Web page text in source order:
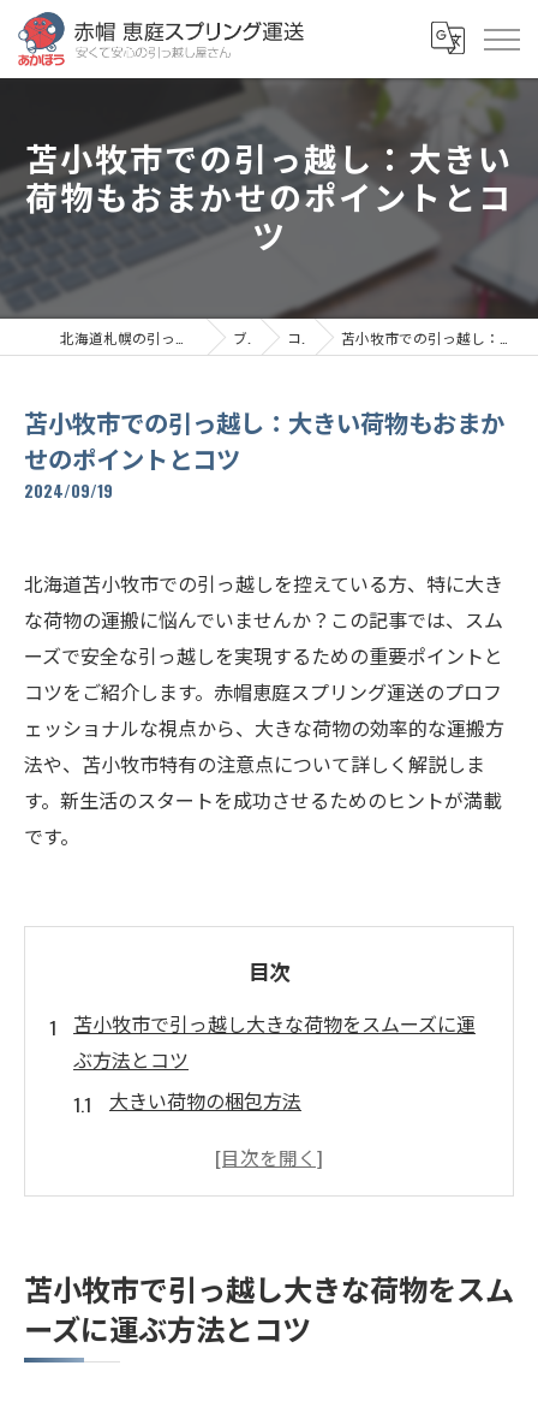
苫小牧市での引っ越し：大きい
荷物もおまかせのポイントとコ
ツ
ブログ コラム 苫小牧市での引っ越し：大きい荷物もおまかせのポイントとコツ
苫小牧市での引っ越し：大きい荷物もおまか
せのポイントとコツ
2024/09/19
北海道苫小牧市での引っ越しを控えている方、特に大き
な荷物の運搬に悩んでいませんか？この記事では、スム
ーズで安全な引っ越しを実現するための重要ポイントと
コツをご紹介します。赤帽恵庭スプリング運送のプロフ
ェッショナルな視点から、大きな荷物の効率的な運搬方
法や、苫小牧市特有の注意点について詳しく解説しま
す。新生活のスタートを成功させるためのヒントが満載
です。
目次
苫小牧市で引っ越し大きな荷物をスムーズに運
ぶ方法とコツ
大きい荷物の梱包方法
運搬車両の選び方
引っ越し当日のスケジュール管理
引っ越しのプロが教える苫小牧市で大きな荷物
苫小牧市で引っ越し大きな荷物をスム
ーズに運ぶ方法とコツ